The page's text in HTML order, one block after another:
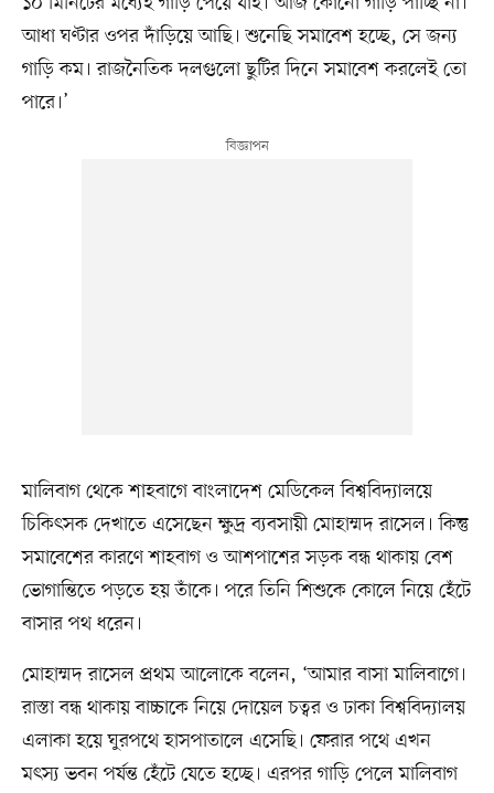
আধা ঘণ্টার ওপর দাঁড়িয়ে আছি। শুনেছি সমাবেশ হচ্ছে, সে জন্য
গাড়ি কম। রাজনৈতিক দলগুলো ছুটির দিনে সমাবেশ করলেই তো
পারে।’
মালিবাগ থেকে শাহবাগে বাংলাদেশ মেডিকেল বিশ্ববিদ্যালয়ে
চিকিৎসক দেখাতে এসেছেন ক্ষুদ্র ব্যবসায়ী মোহাম্মদ রাসেল। কিন্তু
সমাবেশের কারণে শাহবাগ ও আশপাশের সড়ক বন্ধ থাকায় বেশ
ভোগান্তিতে পড়তে হয় তাঁকে। পরে তিনি শিশুকে কোলে নিয়ে হেঁটে
বাসার পথ ধরেন।
মোহাম্মদ রাসেল প্রথম আলোকে বলেন, ‘আমার বাসা মালিবাগে।
রাস্তা বন্ধ থাকায় বাচ্চাকে নিয়ে দোয়েল চত্বর ও ঢাকা বিশ্ববিদ্যালয়
এলাকা হয়ে ঘুরপথে হাসপাতালে এসেছি। ফেরার পথে এখন
মৎস্য ভবন পর্যন্ত হেঁটে যেতে হচ্ছে। এরপর গাড়ি পেলে মালিবাগ